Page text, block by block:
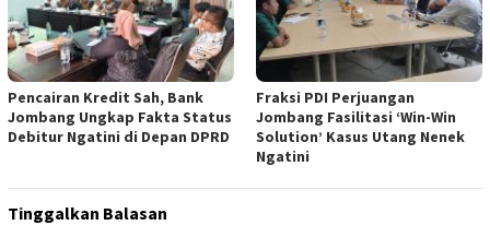
Pencairan Kredit Sah, Bank
Jombang Ungkap Fakta Status
Debitur Ngatini di Depan DPRD
Fraksi PDI Perjuangan
Jombang Fasilitasi ‘Win-Win
Solution’ Kasus Utang Nenek
Ngatini
Tinggalkan Balasan